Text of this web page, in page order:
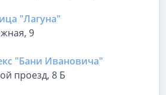
"Лагуна"
9
"Бани Ивановича"
проезд, 8 Б